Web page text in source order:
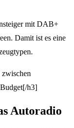
mit DAB+
Damit ist es eine
h3]
Autoradio